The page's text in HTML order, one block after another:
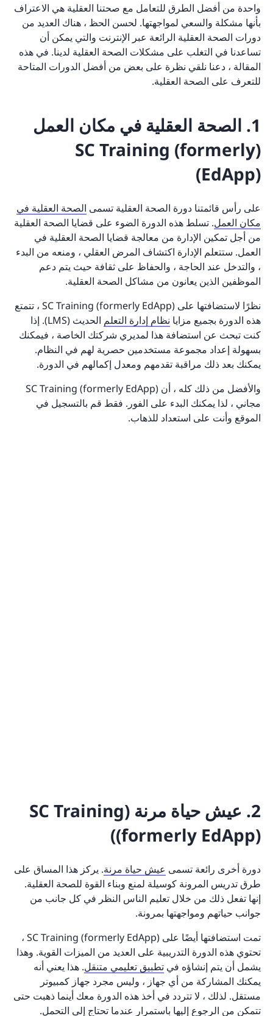
واحدة من أفضل الطرق للتعامل مع صحتنا العقلية هي الاعتراف
بأنها مشكلة والسعي لمواجهتها. لحسن الحظ ، هناك العديد من
دورات الصحة العقلية الرائعة عبر الإنترنت والتي يمكن أن
تساعدنا في التغلب على مشكلات الصحة العقلية لدينا. في هذه
المقالة ، دعنا نلقي نظرة على بعض من أفضل الدورات المتاحة
للتعرف على الصحة العقلية.
1. الصحة العقلية في مكان العمل
(SC Training (formerly
EdApp))
على رأس قائمتنا دورة الصحة العقلية تسمى الصحة العقلية في
مكان العمل. تسلط هذه الدورة الضوء على قضايا الصحة العقلية
من أجل تمكين الإدارة من معالجة قضايا الصحة العقلية في
العمل. ستتعلم الإدارة اكتشاف المرض العقلي ، ومنعه من البدء
، والتدخل عند الحاجة ، والحفاظ على ثقافة حيث يتم دعم
الموظفين الذين يعانون من مشاكل الصحة العقلية.
نظرًا لاستضافتها على SC Training (formerly EdApp) ، تتمتع
هذه الدورة بجميع مزايا نظام إدارة التعلم
الحديث (LMS). إذا
كنت تبحث عن استضافة هذا لمديري شركتك الخاصة ، فيمكنك
بسهولة إعداد مجموعة مستخدمين حصرية لهم في النظام.
يمكنك بعد ذلك مراقبة تقدمهم ومعدل إكمالهم في الدورة.
والأفضل من ذلك كله ، أن SC Training (formerly EdApp)
مجاني ، لذا يمكنك البدء على الفور. فقط قم بالتسجيل في
الموقع وأنت على استعداد للذهاب.
2. عيش حياة مرنة (SC Training
(formerly EdApp))
دورة أخرى رائعة تسمى عيش حياة مرنة. يركز هذا المساق على
طرق تدريس المرونة كوسيلة لمنع وبناء القوة للصحة العقلية.
إنها تفعل ذلك من خلال تعليم الناس النظر في كل جانب من
جوانب حياتهم ومواجهتها بمرونة.
تمت استضافتها أيضًا على SC Training (formerly EdApp) ،
تحتوي هذه الدورة التدريبية على العديد من الميزات القوية. وهذا
يشمل أن يتم إنشاؤه في تطبيق تعليمي متنقل. هذا يعني أنه
يمكنك المشاركة من أي جهاز ، وليس مجرد جهاز كمبيوتر
مستقل. لذلك ، لا تتردد في أخذ هذه الدورة معك أينما ذهبت حتى
تتمكن من الرجوع إليها باستمرار عندما تحتاج إلى التحمل.